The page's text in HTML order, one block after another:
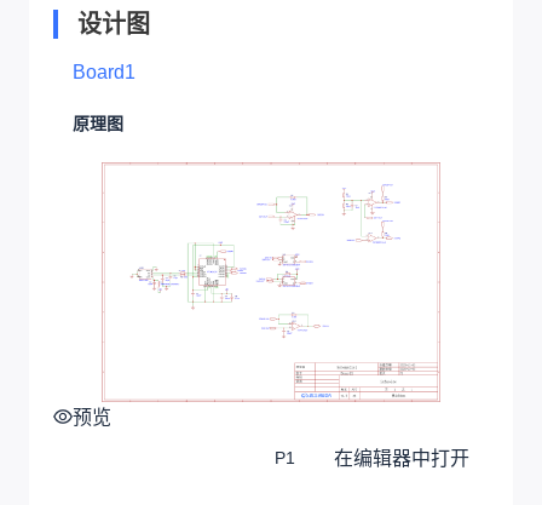
设计图
Board1
原理图
预览
P1 在编辑器中打开